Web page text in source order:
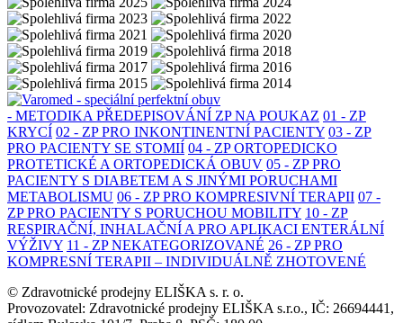
- METODIKA PŘEDEPISOVÁNÍ ZP NA POUKAZ 01 - ZP
KRYCÍ 02 - ZP PRO INKONTINENTNÍ PACIENTY 03 - ZP
PRO PACIENTY SE STOMIÍ 04 - ZP ORTOPEDICKO
PROTETICKÉ A ORTOPEDICKÁ OBUV 05 - ZP PRO
PACIENTY S DIABETEM A S JINÝMI PORUCHAMI
METABOLISMU 06 - ZP PRO KOMPRESIVNÍ TERAPII 07 -
ZP PRO PACIENTY S PORUCHOU MOBILITY 10 - ZP
RESPIRAČNÍ, INHALAČNÍ A PRO APLIKACI ENTERÁLNÍ
VÝŽIVY 11 - ZP NEKATEGORIZOVANÉ 26 - ZP PRO
KOMPRESNÍ TERAPII – INDIVIDUÁLNĚ ZHOTOVENÉ
© Zdravotnické prodejny ELIŠKA s. r. o.
Provozovatel: Zdravotnické prodejny ELIŠKA s.r.o., IČ: 26694441,